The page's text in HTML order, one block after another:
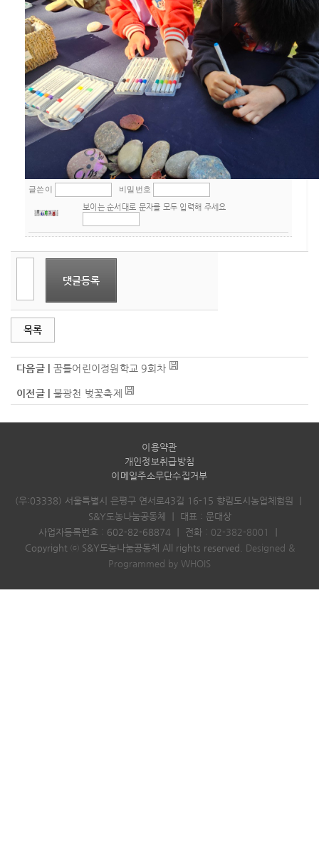
글쓴이 비밀번호
보이는 순서대로 문자를 모두 입력해 주세요
댓글등록
목록
다음글 | 꿈틀어린이정원학교 9회차
이전글 | 불광천 벚꽃축제
이용약관
개인정보취급방침
이메일주소무단수집거부
(우:03338) 서울특별시 은평구 연서로43길 16-15 향림도시농업체험원
S&Y도농나눔공동체
대표 : 문대상
사업자등록번호 : 602-82-68874
전화 : 02-382-8001
Copyright ⓒ S&Y도농나눔공동체 All rights reserved. Designed &
Programmed by WHOIS